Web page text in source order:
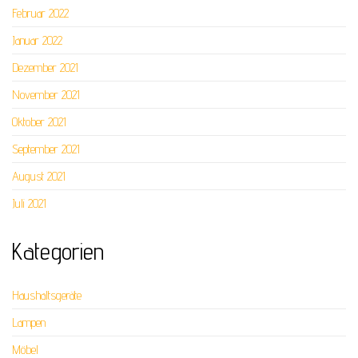
Februar 2022
Januar 2022
Dezember 2021
November 2021
Oktober 2021
September 2021
August 2021
Juli 2021
Kategorien
Haushaltsgeräte
Lampen
Möbel